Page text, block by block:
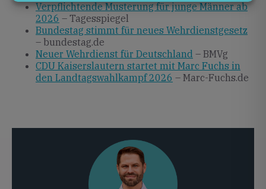
Verpflichtende Musterung für junge Männer ab
2026 – Tagesspiegel
Bundestag stimmt für neues Wehrdienstgesetz
– bundestag.de
Neuer Wehrdienst für Deutschland – BMVg
CDU Kaiserslautern startet mit Marc Fuchs in
den Landtagswahlkampf 2026 – Marc-Fuchs.de